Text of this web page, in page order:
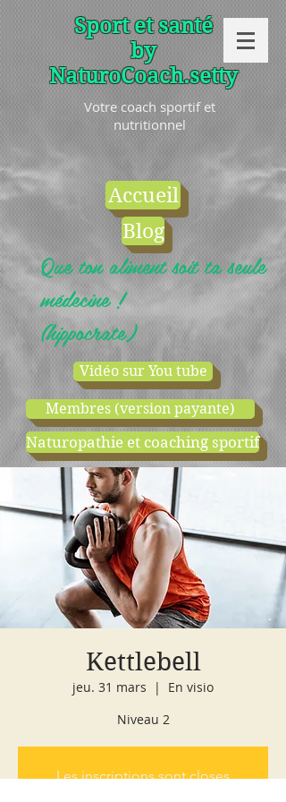
Sport et santé
by
NaturoCoach.setty
Votre coach sportif et
nutritionnel
Accueil
Blog
Que ton aliment soit ta seule
médecine !
(hippocrate)
Vidéo sur You tube
Membres (version payante)
Naturopathie et coaching sportif
cours d'essai boutique
Kettlebell
jeu. 31 mars
  |
En visio
Niveau 2
Les inscriptions sont closes